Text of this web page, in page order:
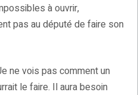
à ouvrir,
pas au député de faire son
ne vois pas comment un
le faire. Il aura besoin